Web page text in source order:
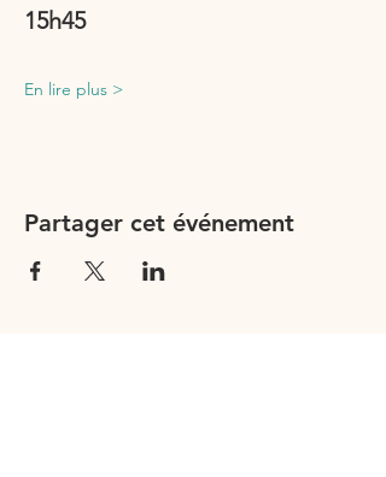
15h45
En lire plus >
Partager cet événement